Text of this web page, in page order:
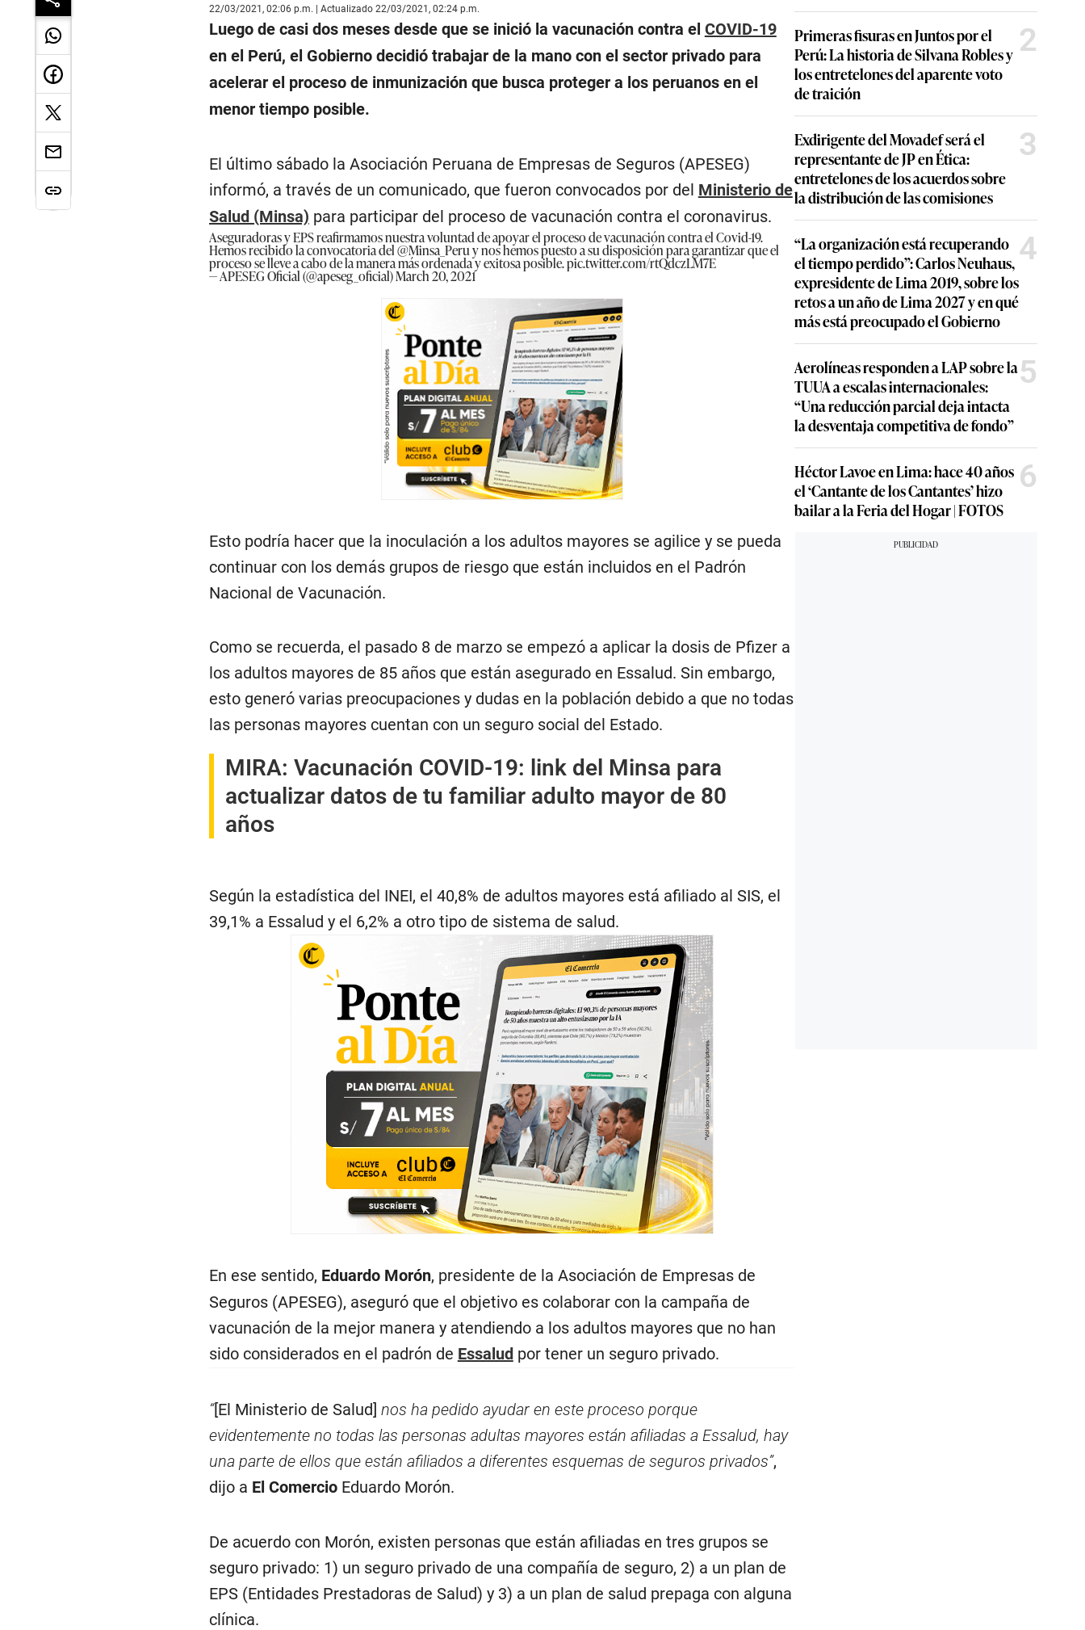
22/03/2021, 02:06 p.m. | Actualizado 22/03/2021, 02:24 p.m.
Luego de casi dos meses desde que se inició la vacunación contra el COVID-19
en el Perú, el Gobierno decidió trabajar de la mano con el sector privado para
acelerar el proceso de inmunización que busca proteger a los peruanos en el
menor tiempo posible.
El último sábado la Asociación Peruana de Empresas de Seguros (APESEG)
informó, a través de un comunicado, que fueron convocados por del Ministerio de
Salud (Minsa) para participar del proceso de vacunación contra el coronavirus.
Aseguradoras y EPS reafirmamos nuestra voluntad de apoyar el proceso de vacunación contra el Covid-19.
Hemos recibido la convocatoria del@Minsa_Peruy nos hemos puesto a su disposición para garantizar que el
proceso se lleve a cabo de la manera más ordenada y exitosa posible.pic.twitter.com/rtQdczLM7E
— APESEG Oficial (@apeseg_oficial)March 20, 2021
Esto podría hacer que la inoculación a los adultos mayores se agilice y se pueda
continuar con los demás grupos de riesgo que están incluidos en el Padrón
Nacional de Vacunación.
Como se recuerda, el pasado 8 de marzo se empezó a aplicar la dosis de Pfizer a
los adultos mayores de 85 años que están asegurado en Essalud. Sin embargo,
esto generó varias preocupaciones y dudas en la población debido a que no todas
las personas mayores cuentan con un seguro social del Estado.
MIRA: Vacunación COVID-19: link del Minsa para
actualizar datos de tu familiar adulto mayor de 80
años
Según la estadística del INEI, el 40,8% de adultos mayores está afiliado al SIS, el
39,1% a Essalud y el 6,2% a otro tipo de sistema de salud.
En ese sentido, Eduardo Morón, presidente de la Asociación de Empresas de
Seguros (APESEG), aseguró que el objetivo es colaborar con la campaña de
vacunación de la mejor manera y atendiendo a los adultos mayores que no han
sido considerados en el padrón de Essaludpor tener un seguro privado.
“[El Ministerio de Salud] nos ha pedido ayudar en este proceso porque
evidentemente no todas las personas adultas mayores están afiliadas a Essalud, hay
una parte de ellos que están afiliados a diferentes esquemas de seguros privados”,
dijo a El ComercioEduardo Morón.
De acuerdo con Morón, existen personas que están afiliadas en tres grupos se
seguro privado: 1) un seguro privado de una compañía de seguro, 2) a un plan de
EPS (Entidades Prestadoras de Salud) y 3) a un plan de salud prepaga con alguna
clínica.
Primeras fisuras en Juntos por el
Perú: La historia de Silvana Robles y
los entretelones del aparente voto
de traición
2
Exdirigente del Movadef será el
representante de JP en Ética:
entretelones de los acuerdos sobre
la distribución de las comisiones
3
“La organización está recuperando
el tiempo perdido”: Carlos Neuhaus,
expresidente de Lima 2019, sobre los
retos a un año de Lima 2027 y en qué
más está preocupado el Gobierno
4
Aerolíneas responden a LAP sobre la
TUUA a escalas internacionales:
“Una reducción parcial deja intacta
la desventaja competitiva de fondo”
5
Héctor Lavoe en Lima: hace 40 años
el ‘Cantante de los Cantantes’ hizo
bailar a la Feria del Hogar | FOTOS
6